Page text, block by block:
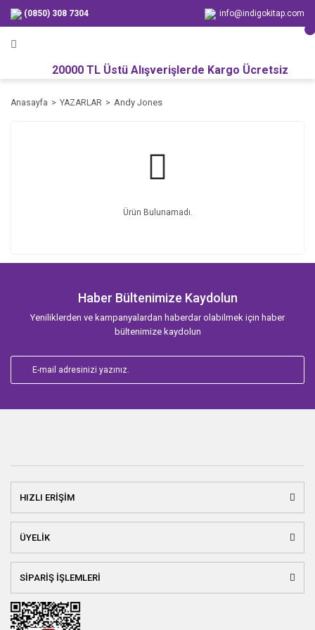
(0850) 308 7304 info@indigokitap.com
20000 TL Üstü Alışverişlerde Kargo Ücretsiz
Anasayfa YAZARLAR Andy Jones
Ürün Bulunamadı.
Haber Bültenimize Kaydolun
Yeniliklerden ve kampanyalardan haberdar olabilmek için haber
bültenimize kaydolun
HIZLI ERİŞİM
ÜYELİK
SİPARİŞ İŞLEMLERİ